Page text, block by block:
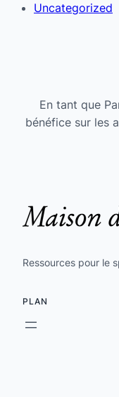
Uncategorized
En tant que
bénéfice sur les
Ressources pour le
PLAN